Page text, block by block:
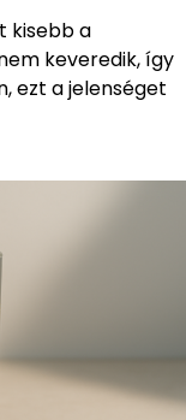
kisebb a
keveredik, így
ezt a jelenséget